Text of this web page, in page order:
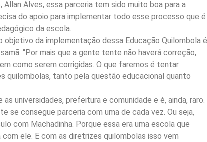
Allan Alves, essa parceria tem sido muito boa para a
do apoio para implementar todo esse processo que é
da escola.
objetivo da implementação dessa Educação Quilombola é
“Por mais que a gente tente não haverá correção,
como serem corrigidas. O que faremos é tentar
quilombolas, tanto pela questão educacional quanto
universidades, prefeitura e comunidade e é, ainda, raro.
se consegue parceria com uma de cada vez. Ou seja,
com Machadinha. Porque essa era uma escola que
ele. E com as diretrizes quilombolas isso vem